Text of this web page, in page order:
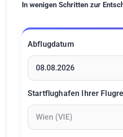
In wenigen Schritten zur
Abflugdatum
Startflughafen Ihrer